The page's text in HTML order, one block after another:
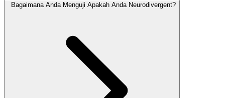
Bagaimana Anda Menguji Apakah Anda Neurodivergent?